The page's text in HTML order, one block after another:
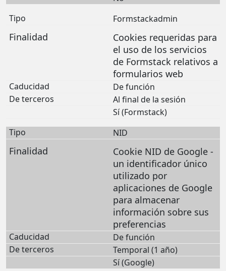
Formstackadmin
Cookies requeridas para
el uso de los servicios
de Formstack relativos a
formularios web
De función
Al final de la sesión
Sí (Formstack)
NID
Cookie NID de Google -
un identificador único
utilizado por
aplicaciones de Google
para almacenar
información sobre sus
preferencias
De función
Temporal (1 año)
Sí (Google)